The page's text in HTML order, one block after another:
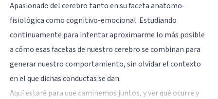
Apasionado del cerebro tanto en su faceta anatomo-
fisiológica como cognitivo-emocional. Estudiando
continuamente para intentar aproximarme lo más posible
a cómo esas facetas de nuestro cerebro se combinan para
generar nuestro comportamiento, sin olvidar el contexto
en el que dichas conductas se dan.
Aquí estaré para que caminemos juntos, y ver qué ocurre y